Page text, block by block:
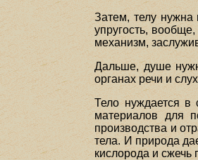
Затем, телу
упругость,
механизм,
Дальше, душе
органах речи и
Тело нуждается в
материалов для
производства и
тела. И природа
кислорода и